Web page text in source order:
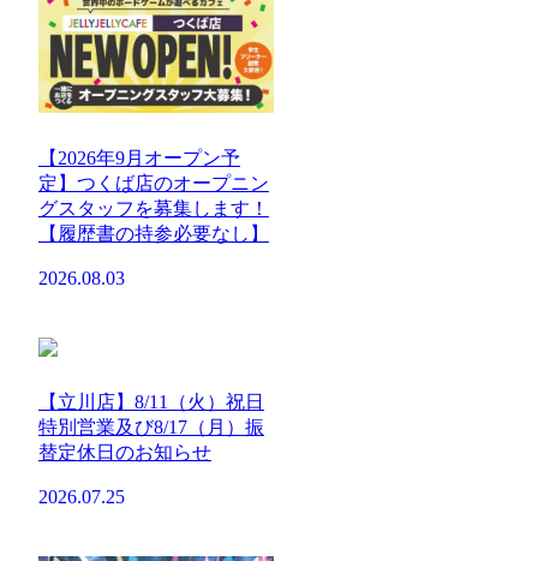
【2026年9月オープン予
定】つくば店のオープニン
グスタッフを募集します！
【履歴書の持参必要なし】
2026.08.03
【立川店】8/11（火）祝日
特別営業及び8/17（月）振
替定休日のお知らせ
2026.07.25